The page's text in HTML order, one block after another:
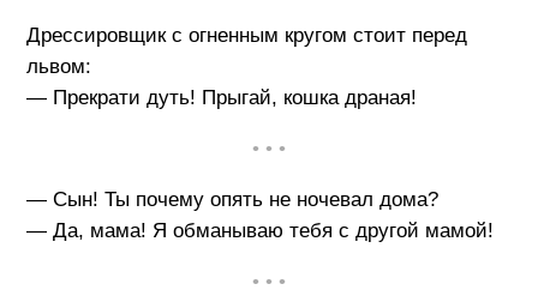
Дрессировщик с огненным кругом стоит перед
львом:
— Прекрати дуть! Прыгай, кошка драная!
• • •
— Сын! Ты почему опять не ночевал дома?
— Да, мама! Я обманываю тебя с другой мамой!
• • •